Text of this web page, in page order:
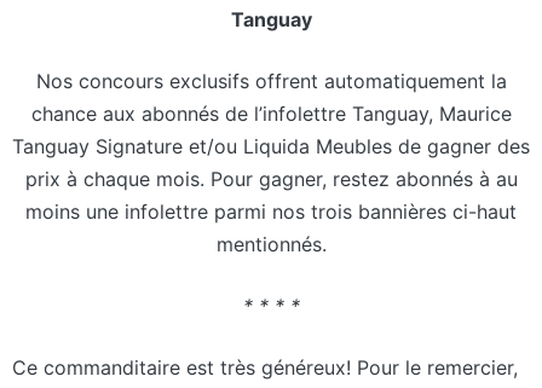
Tanguay
Nos concours exclusifs offrent automatiquement la
chance aux abonnés de l’infolettre Tanguay, Maurice
Tanguay Signature et/ou Liquida Meubles de gagner des
prix à chaque mois. Pour gagner, restez abonnés à au
moins une infolettre parmi nos trois bannières ci-haut
mentionnés.
* * * *
Ce commanditaire est très généreux! Pour le remercier,